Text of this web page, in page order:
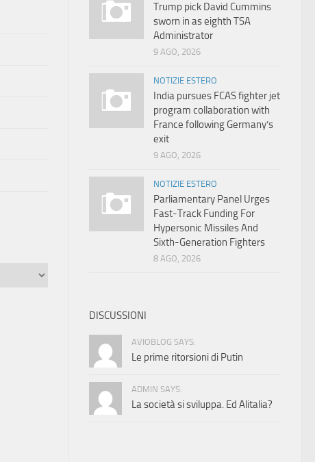
Trump pick David Cummins
sworn in as eighth TSA
Administrator
9 AGO, 2026
NOTIZIE ESTERO
India pursues FCAS fighter jet
program collaboration with
France following Germany’s
exit
9 AGO, 2026
NOTIZIE ESTERO
Parliamentary Panel Urges
Fast-Track Funding For
Hypersonic Missiles And
Sixth-Generation Fighters
8 AGO, 2026
DISCUSSIONI
AVIOBLOG SAYS:
Le prime ritorsioni di Putin
ADMIN SAYS:
La società si sviluppa. Ed Alitalia?